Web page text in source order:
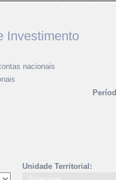
Investimento
nacionais
Unidade Territorial: